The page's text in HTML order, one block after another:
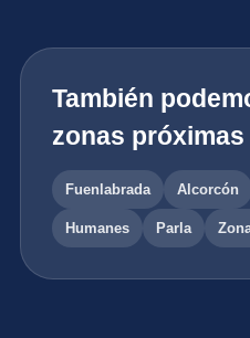
También
zonas próximas
Fuenlabrada Alcorcón
Humanes Parla